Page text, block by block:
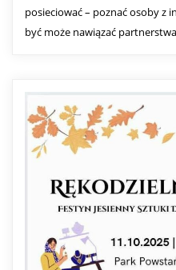
posieciować – poznać osoby z
być może nawiązać